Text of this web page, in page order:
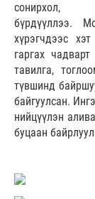
бүрдүүллээ.
хүрэгчдээс
гаргах
тавилга,
түвшинд
байгуулсан.
нийцүүлэн
буцаан